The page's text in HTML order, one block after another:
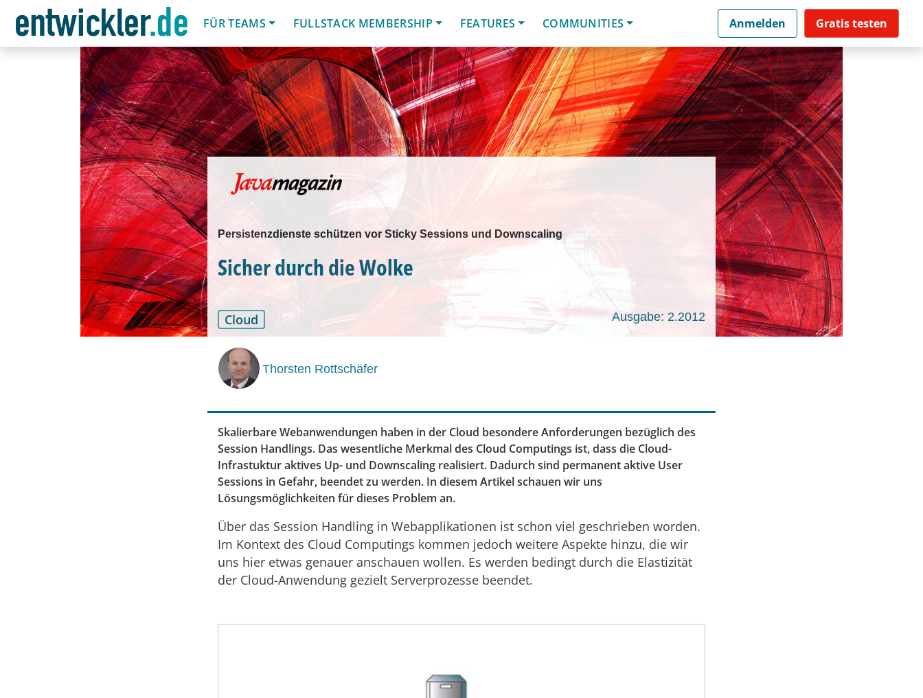
FÜR TEAMS
FULLSTACK MEMBERSHIP FEATURES COMMUNITIES Anmelden Gratis testen
Persistenzdienste schützen vor Sticky Sessions und Downscaling
Sicher durch die Wolke
Cloud Ausgabe: 2.2012
Thorsten Rottschäfer
Skalierbare Webanwendungen haben in der Cloud besondere Anforderungen bezüglich des
Session Handlings. Das wesentliche Merkmal des Cloud Computings ist, dass die Cloud-
Infrastuktur aktives Up- und Downscaling realisiert. Dadurch sind permanent aktive User
Sessions in Gefahr, beendet zu werden. In diesem Artikel schauen wir uns
Lösungsmöglichkeiten für dieses Problem an.
Über das Session Handling in Webapplikationen ist schon viel geschrieben worden.
Im Kontext des Cloud Computings kommen jedoch weitere Aspekte hinzu, die wir
uns hier etwas genauer anschauen wollen. Es werden bedingt durch die Elastizität
der Cloud-Anwendung gezielt Serverprozesse beendet.